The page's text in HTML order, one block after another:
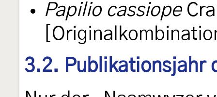
Papilio cassiope
3.2. Publikationsjahr